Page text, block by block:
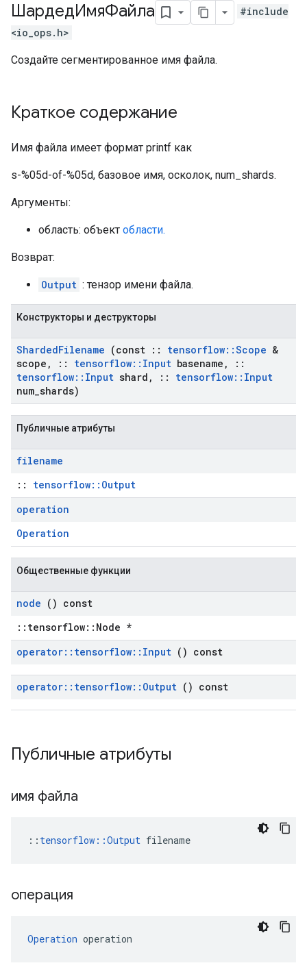
ШардедИмяФайла
#include
<io_ops.h>
Создайте сегментированное имя файла.
Краткое содержание
Имя файла имеет формат printf как
s-%05d-of-%05d, базовое имя, осколок, num_shards.
Аргументы:
область: объект области.
Возврат:
Output : тензор имени файла.
Конструкторы и деструкторы
ShardedFilename (const :: tensorflow::Scope &
scope , :: tensorflow:: Input basename ,
::
tensorflow:: Input shard , :: tensorflow:: Input
num shards)
Публичные атрибуты
filename
:: tensorflow::Output
operation
Operation
Общественные функции
node () const
::tensorflow::Node *
operator:: tensorflow:: Input () const
operator:: tensorflow:: Output () const
Публичные атрибуты
имя файла
:: tensorflow::Output filename
операция
Operation operation